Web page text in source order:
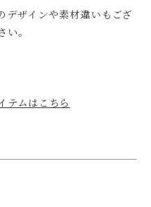
デザインや素材違いもござ
。
ムはこちら